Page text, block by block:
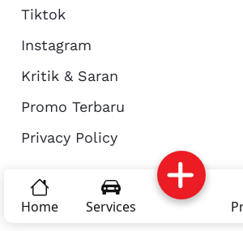
Reservasi Article
Home Services
Tiktok
Instagram
Kritik & Saran
Promo Terbaru
Privacy Policy
© Copyright 2026 - Dokter